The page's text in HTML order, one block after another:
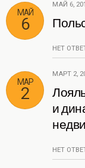
МАЙ
6
МАЙ 6,
НЕТ
МАР
2
МАРТ 2,
и
НЕТ